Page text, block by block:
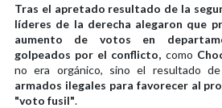
Tras el apretado resultado de la
líderes de la derecha alegaron que
aumento de votos en
golpeados por el conflicto, como
no era orgánico, sino el resultado
armados ilegales para favorecer al
"voto fusil".